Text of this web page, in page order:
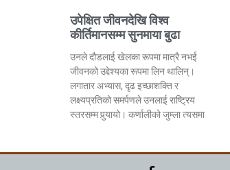
उपेक्षित जीवनदेखि विश्व
कीर्तिमानसम्म सुनमाया बुढा
उनले दौडलाई खेलका रूपमा मात्रै नभई
जीवनको उद्देश्यका रूपमा लिन थालिन्।
लगातार अभ्यास, दृढ इच्छाशक्ति र
लक्ष्यप्रतिको समर्पणले उनलाई राष्ट्रिय
स्तरसम्म पुर्‍यायो। कर्णालीको जुम्ला त्यसमा